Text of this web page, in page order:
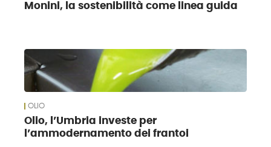
Monini, la sostenibilità come linea guida
OLIO
Olio, l’Umbria investe per
l’ammodernamento dei frantoi